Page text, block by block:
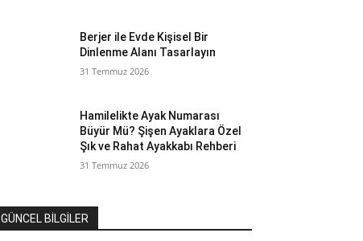
Berjer ile Evde Kişisel Bir
Dinlenme Alanı Tasarlayın
31 Temmuz 2026
Hamilelikte Ayak Numarası
Büyür Mü? Şişen Ayaklara Özel
Şık ve Rahat Ayakkabı Rehberi
31 Temmuz 2026
GÜNCEL BİLGİLER